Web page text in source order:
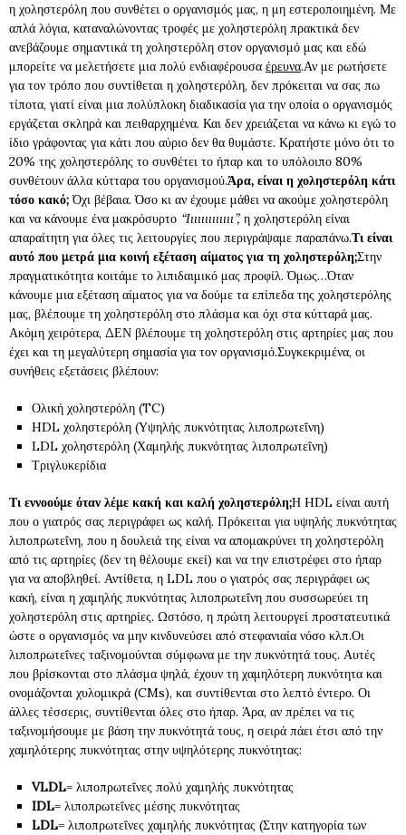
η χοληστερόλη που συνθέτει ο οργανισμός μας, η μη εστεροποιημένη. Με
απλά λόγια, καταναλώνοντας τροφές με χοληστερόλη πρακτικά δεν
ανεβάζουμε σημαντικά τη χοληστερόλη στον οργανισμό μας και εδώ
μπορείτε να μελετήσετε μια πολύ ενδιαφέρουσα έρευνα.Αν με ρωτήσετε
για τον τρόπο που συντίθεται η χοληστερόλη, δεν πρόκειται να σας πω
τίποτα, γιατί είναι μια πολύπλοκη διαδικασία για την οποία ο οργανισμός
εργάζεται σκληρά και πειθαρχημένα. Και δεν χρειάζεται να κάνω κι εγώ το
ίδιο γράφοντας για κάτι που αύριο δεν θα θυμάστε. Κρατήστε μόνο ότι το
20% της χοληστερόλης το συνθέτει το ήπαρ και το υπόλοιπο 80%
συνθέτουν άλλα κύτταρα του οργανισμού.Άρα, είναι η χοληστερόλη κάτι
τόσο κακό;Όχι βέβαια. Όσο κι αν έχουμε μάθει να ακούμε χοληστερόλη
και να κάνουμε ένα μακρόσυρτο “Ιιιιιιιιιιιιι”, η χοληστερόλη είναι
απαραίτητη για όλες τις λειτουργίες που περιγράψαμε παραπάνω.Τι είναι
αυτό που μετρά μια κοινή εξέταση αίματος για τη χοληστερόλη;Στην
πραγματικότητα κοιτάμε το λιπιδαιμικό μας προφίλ. Όμως…Όταν
κάνουμε μια εξέταση αίματος για να δούμε τα επίπεδα της χοληστερόλης
μας, βλέπουμε τη χοληστερόλη στο πλάσμα και όχι στα κύτταρά μας.
Ακόμη χειρότερα, ΔΕΝ βλέπουμε τη χοληστερόλη στις αρτηρίες μας που
έχει και τη μεγαλύτερη σημασία για τον οργανισμό.Συγκεκριμένα, οι
συνήθεις εξετάσεις βλέπουν:
Ολική χοληστερόλη (TC)
HDL χοληστερόλη (Υψηλής πυκνότητας λιποπρωτεΐνη)
LDL χοληστερόλη (Χαμηλής πυκνότητας λιποπρωτεΐνη)
Τριγλυκερίδια
Τι εννοούμε όταν λέμε κακή και καλή χοληστερόλη;Η HDL είναι αυτή
που ο γιατρός σας περιγράφει ως καλή. Πρόκειται για υψηλής πυκνότητας
λιποπρωτεΐνη, που η δουλειά της είναι να απομακρύνει τη χοληστερόλη
από τις αρτηρίες (δεν τη θέλουμε εκεί) και να την επιστρέφει στο ήπαρ
για να αποβληθεί. Αντίθετα, η LDL που ο γιατρός σας περιγράφει ως
κακή, είναι η χαμηλής πυκνότητας λιποπρωτεΐνη που συσσωρεύει τη
χοληστερόλη στις αρτηρίες. Ωστόσο, η πρώτη λειτουργεί προστατευτικά
ώστε ο οργανισμός να μην κινδυνεύσει από στεφανιαία νόσο κλπ.Οι
λιποπρωτεΐνες ταξινομούνται σύμφωνα με την πυκνότητά τους. Αυτές
που βρίσκονται στο πλάσμα ψηλά, έχουν τη χαμηλότερη πυκνότητα και
ονομάζονται χυλομικρά (CMs), και συντίθενται στο λεπτό έντερο. Οι
άλλες τέσσερις, συντίθενται όλες στο ήπαρ. Άρα, αν πρέπει να τις
ταξινομήσουμε με βάση την πυκνότητά τους, η σειρά πάει έτσι από την
χαμηλότερης πυκνότητας στην υψηλότερης πυκνότητας:
VLDL= λιποπρωτεΐνες πολύ χαμηλής πυκνότητας
IDL= λιποπρωτεΐνες μέσης πυκνότητας
LDL= λιποπρωτεΐνες χαμηλής πυκνότητας (Στην κατηγορία των